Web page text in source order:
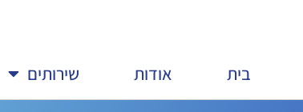
בית אודות שירותים